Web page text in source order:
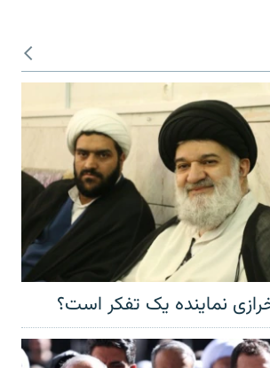
نماینده یک تفکر است؟